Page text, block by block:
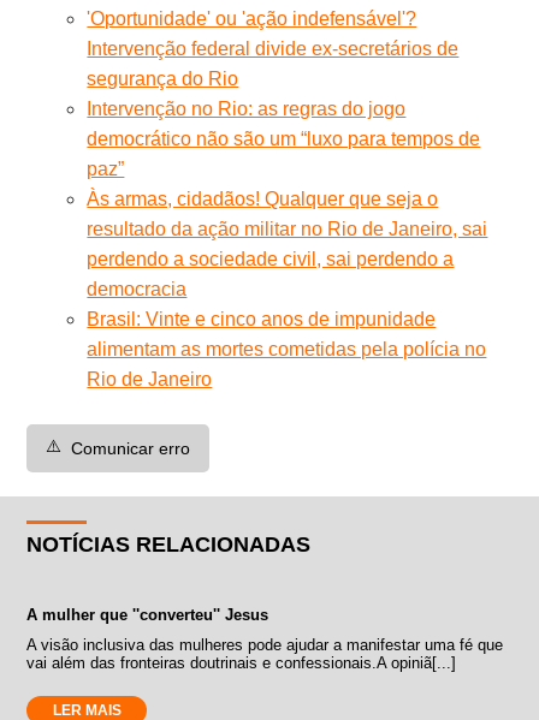
'Oportunidade' ou 'ação indefensável'?
Intervenção federal divide ex-secretários de
segurança do Rio
Intervenção no Rio: as regras do jogo
democrático não são um “luxo para tempos de
paz”
Às armas, cidadãos! Qualquer que seja o
resultado da ação militar no Rio de Janeiro, sai
perdendo a sociedade civil, sai perdendo a
democracia
Brasil: Vinte e cinco anos de impunidade
alimentam as mortes cometidas pela polícia no
Rio de Janeiro
⚠️ Comunicar erro
NOTÍCIAS RELACIONADAS
A mulher que ''converteu'' Jesus
A visão inclusiva das mulheres pode ajudar a manifestar uma fé que
vai além das fronteiras doutrinais e confessionais.A opiniã[...]
LER MAIS